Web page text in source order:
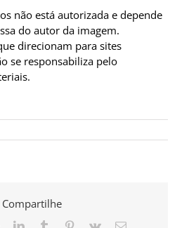
não está autorizada e depende
do autor da imagem.
direcionam para sites
se responsabiliza pelo
Compartilhe
LinkedInTumblr Pinterest
Vk E-